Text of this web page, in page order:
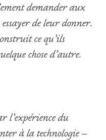
demander aux
de leur donner.
ce qu’ils
chose d’autre.
l’expérience du
à la technologie –